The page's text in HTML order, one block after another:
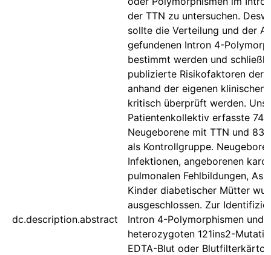
dc.description.abstract
der TTN zu untersuchen.
sollte die Verteilung und der
gefundenen Intron 4-
bestimmt werden und
publizierte Risikofaktoren der
anhand der eigenen klinischen
kritisch überprüft werden.
Patientenkollektiv erfasste 74
Neugeborene mit TTN und 83
als Kontrollgruppe.
Infektionen, angeborenen
pulmonalen Fehlbildungen,
Kinder diabetischer Mütter
ausgeschlossen. Zur
Intron 4-Polymorphismen und
heterozygoten 121ins2-
EDTA-Blut oder